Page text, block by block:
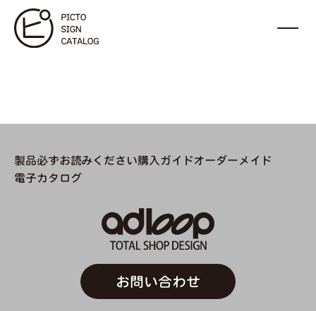
製品必ずお読みください購入ガイドオーダーメイド
電子カタログ
お問い合わせ